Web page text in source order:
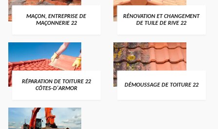
MAÇON, ENTREPRISE DE
MAÇONNERIE 22
RÉNOVATION ET CHANGEMENT
DE TUILE DE RIVE 22
RÉPARATION DE TOITURE 22
CÔTES-D'ARMOR
DÉMOUSSAGE DE TOITURE 22